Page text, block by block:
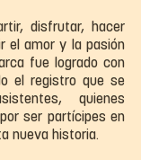
disfrutar, hacer
el amor y la pasión
fue logrado con
el registro que se
quienes
ser partícipes en
nueva historia.